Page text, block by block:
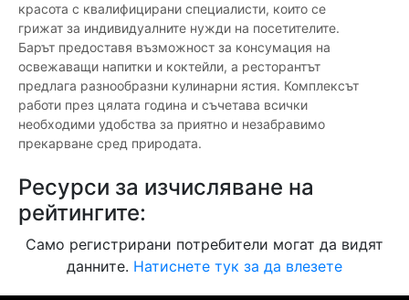
красота с квалифицирани специалисти, които се
грижат за индивидуалните нужди на посетителите.
Барът предоставя възможност за консумация на
освежаващи напитки и коктейли, а ресторантът
предлага разнообразни кулинарни ястия. Комплексът
работи през цялата година и съчетава всички
необходими удобства за приятно и незабравимо
прекарване сред природата.
Ресурси за изчисляване на
рейтингите:
Само регистрирани потребители могат да видят
данните. Натиснете тук за да влезете